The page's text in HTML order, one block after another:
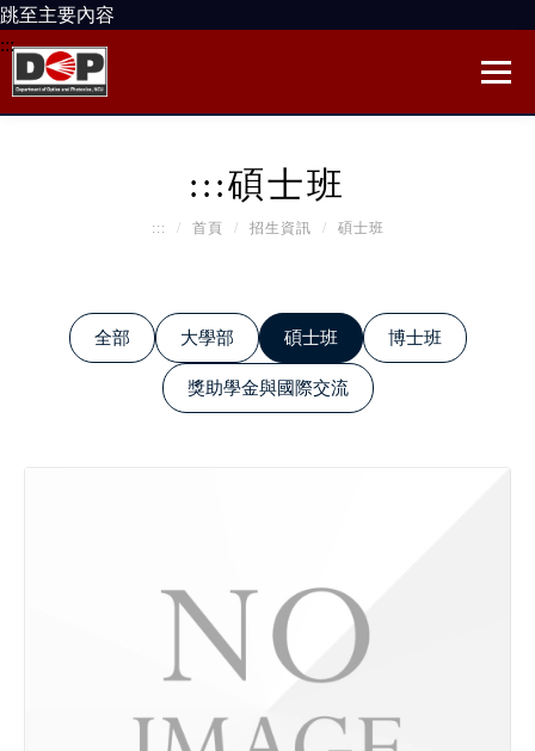
跳至主要內容
:::
:::碩士班
::: 首頁 招生資訊 碩士班
全部 大學部 碩士班 博士班
獎助學金與國際交流